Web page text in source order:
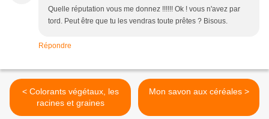
Quelle réputation vous me donnez !!!!!! Ok ! vous n'avez par
tord. Peut être que tu les vendras toute prêtes ? Bisous.
Répondre
< Colorants végétaux, les
racines et graines
Mon savon aux céréales >